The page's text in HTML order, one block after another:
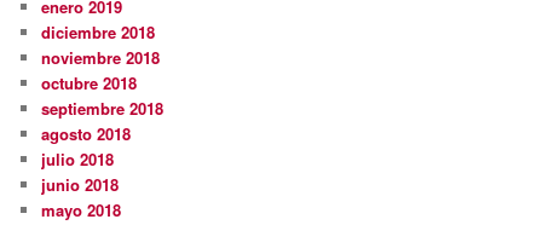
enero 2019
diciembre 2018
noviembre 2018
octubre 2018
septiembre 2018
agosto 2018
julio 2018
junio 2018
mayo 2018